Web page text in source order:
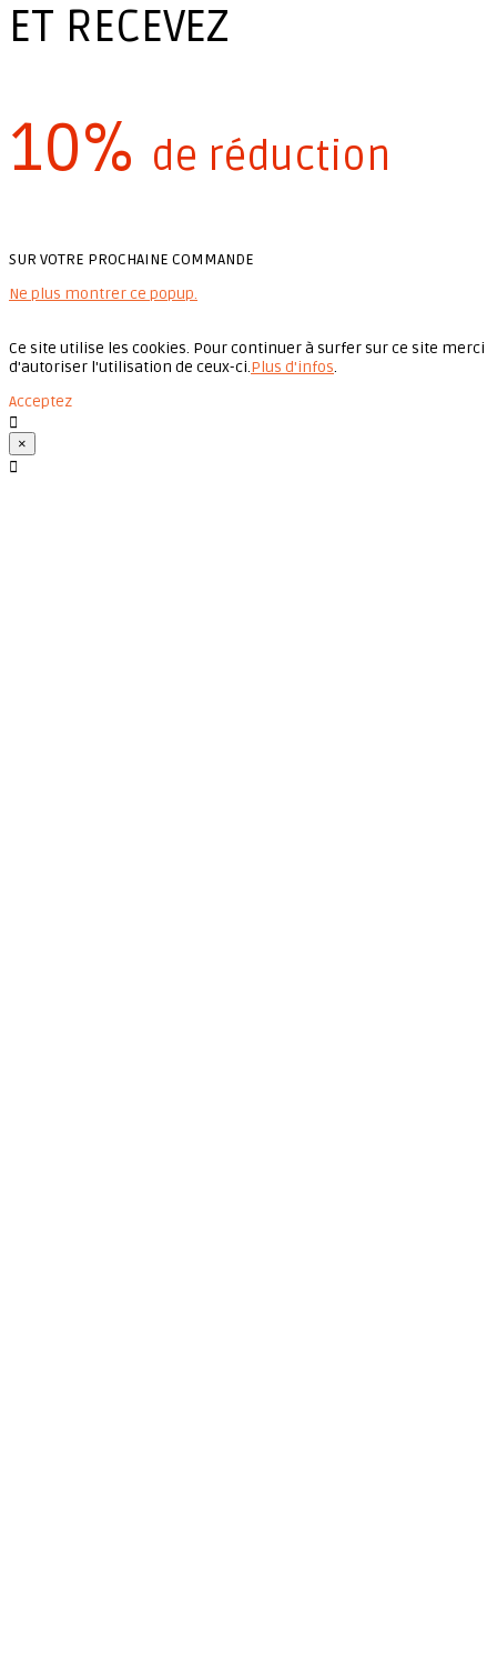
ET RECEVEZ
10% de réduction
SUR VOTRE PROCHAINE COMMANDE
Ne plus montrer ce popup.
Ce site utilise les cookies. Pour continuer à surfer sur ce site merci
d'autoriser l'utilisation de ceux-ci.Plus d'infos.
Acceptez

×
